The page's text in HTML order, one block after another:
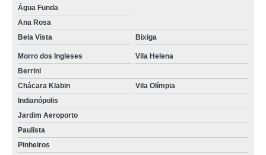
Água Funda
Ana Rosa
Bela Vista
Bixiga
Morro dos Ingleses
Vila Helena
Berrini
Chácara Klabin
Vila Olímpia
Indianópolis
Jardim Aeroporto
Paulista
Pinheiros